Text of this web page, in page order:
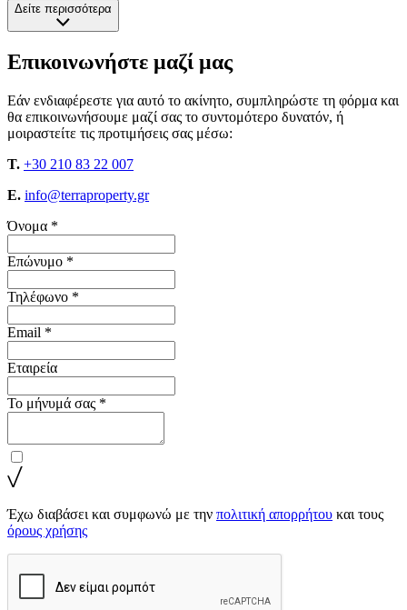
Δείτε περισσότερα
Επικοινωνήστε μαζί μας
Εάν ενδιαφέρεστε για αυτό το ακίνητο, συμπληρώστε τη φόρμα και
θα επικοινωνήσουμε μαζί σας το συντομότερο δυνατόν, ή
μοιραστείτε τις προτιμήσεις σας μέσω:
T. +30 210 83 22 007
E. info@terraproperty.gr
Όνομα *
Επώνυμο *
Τηλέφωνο *
Email *
Εταιρεία
Το μήνυμά σας *
Έχω διαβάσει και συμφωνώ με την πολιτική απορρήτου και τους
όρους χρήσης